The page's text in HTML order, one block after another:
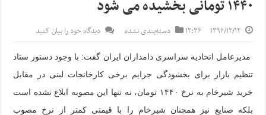
۱۴۴۰ تومانی بخشیده می شود
۱۳۹۶/۱۲/۱۲ ۱۲:۳۶ دسته‌بندی نشده دیدگاه خود را بیان کنید
مدیرعامل اتحادیه سراسری دامداران ایران گفت: با وجود دستور ستاد
تنظیم بازار برای بخشودگی جرایم برخی کارخانجات لبنی در مقابل
خرید شیرخام به نرخ ۱۴۴۰ تومان، نه تنها این مصوبه ابلاغ نشده است
بلکه صنایع نیز همچنان شیرخام را با قیمتی کمتر از نرخ مصوب